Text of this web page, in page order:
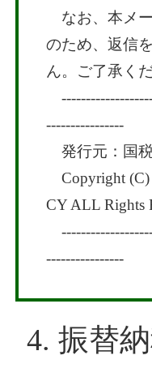
なお、本メ
のため、返信
ん。ご了承くだ
----------------
発行元：国
Copyright
CY ALL Rights
----------------
4. 振替